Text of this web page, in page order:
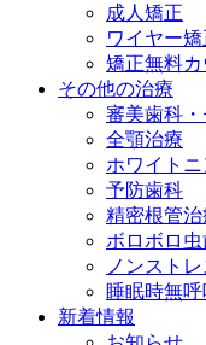
成人矯正
ワイヤー矯
矯正無料
その他の治療
審美歯科
全顎治療
ホワイト
予防歯科
精密根管治
ボロボロ
ノンスト
睡眠時無
新着情報